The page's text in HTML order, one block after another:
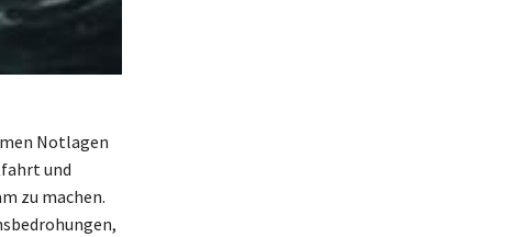
Notlagen
und
zu machen.